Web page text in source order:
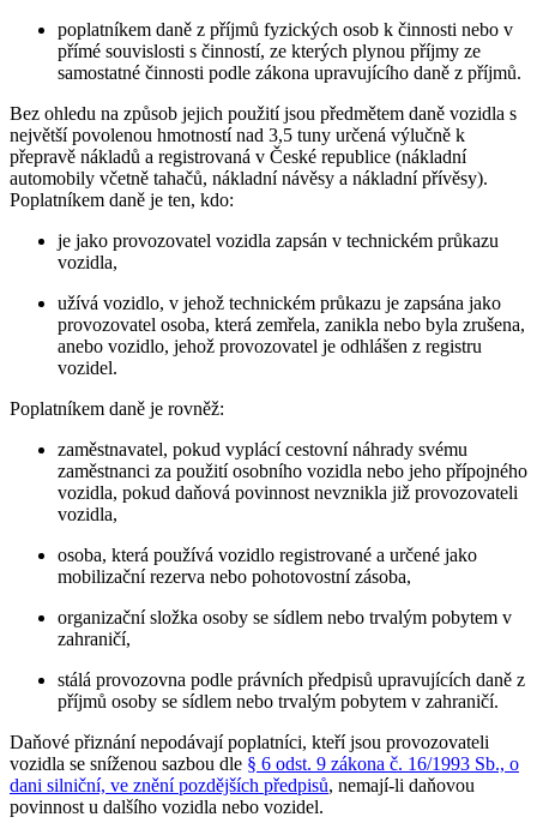
poplatníkem daně z příjmů fyzických osob k činnosti nebo v
přímé souvislosti s činností, ze kterých plynou příjmy ze
samostatné činnosti podle zákona upravujícího daně z příjmů.
Bez ohledu na způsob jejich použití jsou předmětem daně vozidla s
největší povolenou hmotností nad 3,5 tuny určená výlučně k
přepravě nákladů a registrovaná v České republice (nákladní
automobily včetně tahačů, nákladní návěsy a nákladní přívěsy).
Poplatníkem daně je ten, kdo:
je jako provozovatel vozidla zapsán v technickém průkazu
vozidla,
užívá vozidlo, v jehož technickém průkazu je zapsána jako
provozovatel osoba, která zemřela, zanikla nebo byla zrušena,
anebo vozidlo, jehož provozovatel je odhlášen z registru
vozidel.
Poplatníkem daně je rovněž:
zaměstnavatel, pokud vyplácí cestovní náhrady svému
zaměstnanci za použití osobního vozidla nebo jeho přípojného
vozidla, pokud daňová povinnost nevznikla již provozovateli
vozidla,
osoba, která používá vozidlo registrované a určené jako
mobilizační rezerva nebo pohotovostní zásoba,
organizační složka osoby se sídlem nebo trvalým pobytem v
zahraničí,
stálá provozovna podle právních předpisů upravujících daně z
příjmů osoby se sídlem nebo trvalým pobytem v zahraničí.
Daňové přiznání nepodávají poplatníci, kteří jsou provozovateli
vozidla se sníženou sazbou dle § 6 odst. 9 zákona č. 16/1993 Sb., o
dani silniční, ve znění pozdějších předpisů, nemají-li daňovou
povinnost u dalšího vozidla nebo vozidel.